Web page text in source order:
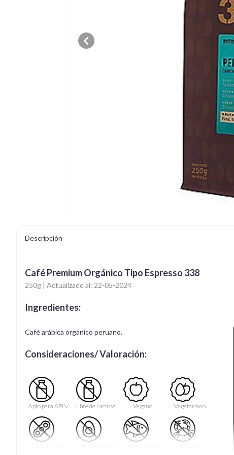
Descripción
Café Premium Orgánico Tipo Espresso 338
250g | Actualizado al: 22-05-2024
Ingredientes:
Café arábica orgánico peruano.
Consideraciones/ Valoración:
Apto para APLV Libre de Lactosa Vegano Vegetariano